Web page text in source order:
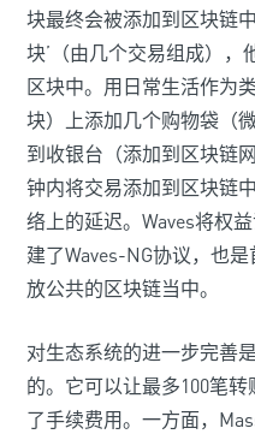
块最终会被添加到区块链
块’（由几个交易组成），
区块中。用日常生活作为
块）上添加几个购物袋（
到收银台（添加到区块链
钟内将交易添加到区块链
络上的延迟。Waves将权
建了Waves-NG协议，也
放公共的区块链当中。
对生态系统的进一步完善
的。它可以让最多100笔
了手续费用。一方面，